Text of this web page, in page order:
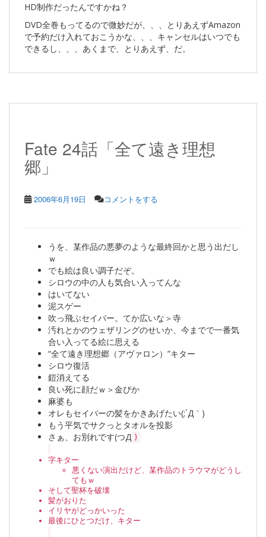
HD制作だったんですかね？
DVD全巻もってるので微妙だが、、、とりあえずAmazon
で予約だけ入れておこうかな、、、キャンセルはいつでも
できるし、、、あくまで、とりあえず、だ。
Fate 24話「全て遠き理想
郷」
2006年6月19日 コメントをする
うを、某作品の悪夢のような最終回かと思う出だし
ｗ
でも絵は良い調子だぞ。
シロウの中の人も気合い入ってんな
はいてない
泥スゲー
吹っ飛ぶセイバー。てか広いな＞寺
汚れとかのウェザリングのせいか、今までで一番気
合い入ってる絵に思える
“全て遠き理想郷（アヴァロン）”キター
シロウ復活
鎧消えてる
良い死に顔だｗ＞金ぴか
麻婆も
オレもセイバーの髪をかきあげたい(;´Д｀)
もう平気でサクっとタオルを投影
さぁ、お別れです(つД )
字キター
悪くない演出だけど、某作品のトラウマがどうし
てもｗ
そして聖杯を破壊
髪がおりた
イリヤがどっかいった
最後にひとつだけ、キター